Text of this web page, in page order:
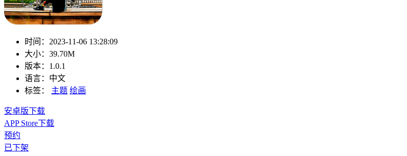
时间： 2023-11-06 13:28:09
大小： 39.70M
版本： 1.0.1
语言： 中文
标签：
主题 绘画
安卓版下载
APP Store下载
预约
已下架